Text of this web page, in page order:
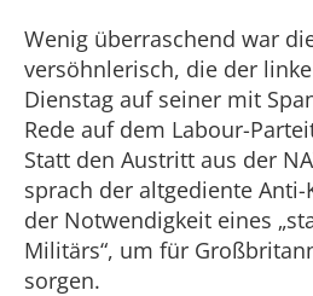
Wenig überraschend war
versöhnlerisch, die der
Dienstag auf seiner mit
Rede auf dem Labour-
Statt den Austritt aus der
sprach der altgediente Anti-
der Notwendigkeit eines
Militärs“, um für
sorgen.